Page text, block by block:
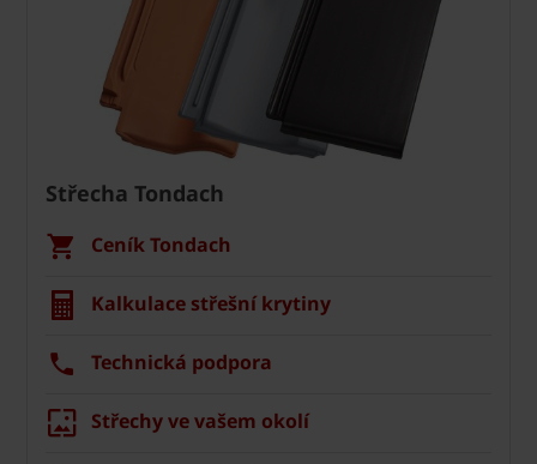
Střecha Tondach
Ceník Tondach
Kalkulace střešní krytiny
Technická podpora
Střechy ve vašem okolí